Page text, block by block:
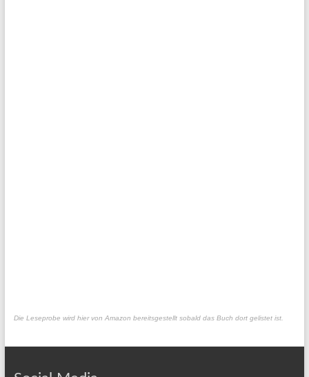
Die Leseprobe wird hier von Amazon bereitsgestellt sobald das Buch dort gelistet ist.